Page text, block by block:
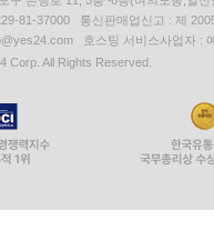
81-37000 통신판매업신고 : 제
호스팅 서비스사업자 :
Corp. All Rights Reserved.